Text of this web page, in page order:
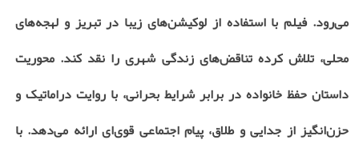
می‌رود. فیلم با استفاده از لوکیشن‌های زیبا در تبریز و لهجه‌های
محلی، تلاش کرده تناقض‌های زندگی شهری را نقد کند. محوریت
داستان حفظ خانواده در برابر شرایط بحرانی، با روایت دراماتیک و
حزن‌انگیز از جدایی و طلاق، پیام اجتماعی قوی‌ای ارائه می‌دهد. با